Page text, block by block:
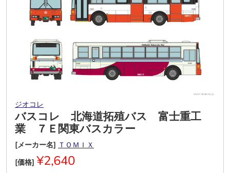
ジオコレ
バスコレ 北海道拓殖バス 富士重工
業 ７Ｅ関東バスカラー
[メーカー名] ＴＯＭＩＸ
[価格] ¥2,640